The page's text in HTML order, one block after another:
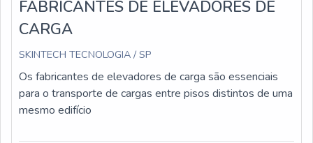
FABRICANTES DE ELEVADORES DE
CARGA
SKINTECH TECNOLOGIA / SP
Os fabricantes de elevadores de carga são essenciais
para o transporte de cargas entre pisos distintos de uma
mesmo edifício